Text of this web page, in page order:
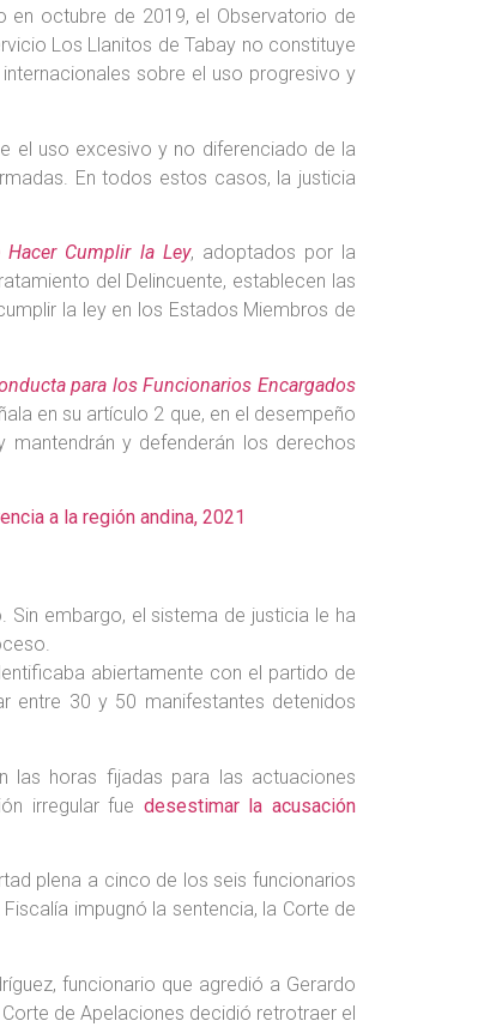
en octubre de 2019, el Observatorio de
Los Llanitos de Tabay no constituye
sobre el uso progresivo y
el uso excesivo y no diferenciado de la
En todos estos casos, la justicia
Cumplir la Ley, adoptados por la
del Delincuente, establecen las
la ley en los Estados Miembros de
para los Funcionarios Encargados
en su artículo 2 que, en el desempeño
y defenderán los derechos
a la región andina, 2021
Sin embargo, el sistema de justicia le ha
abiertamente con el partido de
entre 30 y 50 manifestantes detenidos
las horas fijadas para las actuaciones
irregular fue desestimar la acusación
plena a cinco de los seis funcionarios
impugnó la sentencia, la Corte de
funcionario que agredió a Gerardo
de Apelaciones decidió retrotraer el